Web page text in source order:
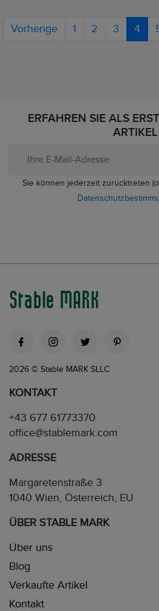
Vorherige 1 2 3 4
ERFAHREN SIE ALS
ARTIKEL
Sie können jederzeit zurücktreten
Stable MARK
2026 © Stable MARK SLLC
KONTAKT
+43 677 61773370
office@stablemark.com
ADRESSE
Margaretenstraße 3
1040 Wien, Österreich, EU
ÜBER STABLE MARK
Über uns
Blog
Verkaufte Artikel
Kontakt